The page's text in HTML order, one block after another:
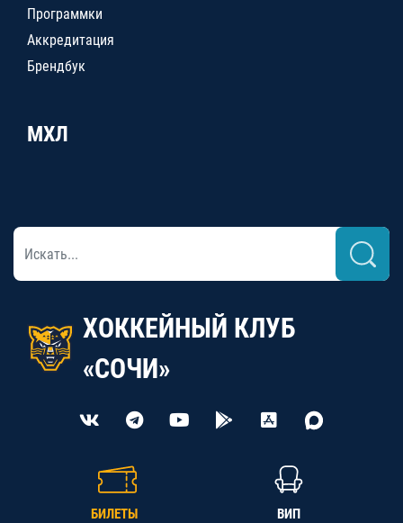
Программки
Аккредитация
Брендбук
МХЛ
ХОККЕЙНЫЙ КЛУБ
«СОЧИ»
БИЛЕТЫ ВИП